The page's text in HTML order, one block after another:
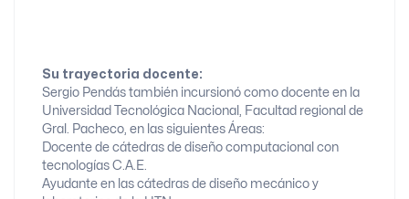
Su trayectoria docente:
Sergio Pendás también incursionó como docente en la
Universidad Tecnológica Nacional, Facultad regional de
Gral. Pacheco, en las siguientes Áreas:
Docente de cátedras de diseño computacional con
tecnologías C.A.E.
Ayudante en las cátedras de diseño mecánico y